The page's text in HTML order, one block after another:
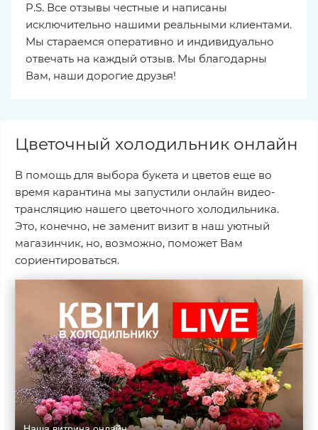
P.S. Все отзывы честные и написаны
исключительно нашими реальными клиентами.
Мы стараемся оперативно и индивидуально
отвечать на каждый отзыв. Мы благодарны
Вам, наши дорогие друзья!
Цветочный холодильник онлайн
В помощь для выбора букета и цветов еще во
время карантина мы запустили онлайн видео-
трансляцию нашего цветочного холодильника.
Это, конечно, не заменит визит в наш уютный
магазинчик, но, возможно, поможет Вам
сориентироваться.